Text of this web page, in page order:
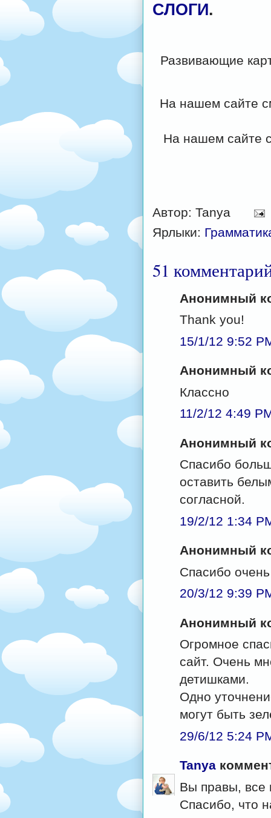
СЛОГИ.
Развивающие
На нашем сайте
На нашем сайте
Автор: Tanya
Ярлыки:
51
Анонимный
Thank you!
15/1/12 9:52
Анонимный
Классно
11/2/12 4:49
Анонимный
Спасибо
оставить
согласной.
19/2/12 1:34
Анонимный
Спасибо
20/3/12 9:39
Анонимный
Огромное
сайт. Очень
детишками.
Одно
могут быть
29/6/12 5:24
Tanya
Вы правы, все
Спасибо, что